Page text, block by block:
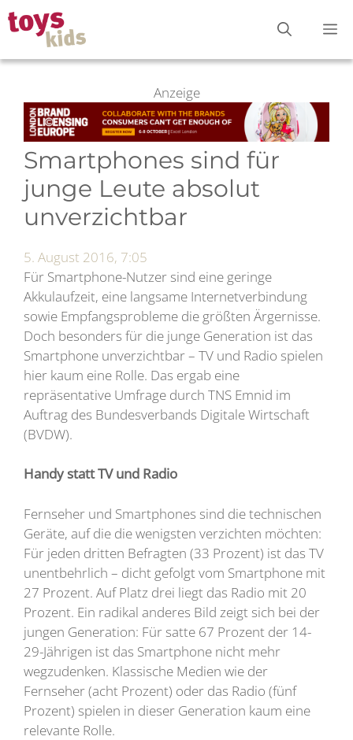
Zum
Inhalt
springen
Anzeige
Smartphones sind für
junge Leute absolut
unverzichtbar
5. August 2016, 7:05
Für Smartphone-Nutzer sind eine geringe
Akkulaufzeit, eine langsame Internetverbindung
sowie Empfangsprobleme die größten Ärgernisse.
Doch besonders für die junge Generation ist das
Smartphone unverzichtbar – TV und Radio spielen
hier kaum eine Rolle. Das ergab eine
repräsentative Umfrage durch TNS Emnid im
Auftrag des Bundesverbands Digitale Wirtschaft
(BVDW).
Handy statt TV und Radio
Fernseher und Smartphones sind die technischen
Geräte, auf die die wenigsten verzichten möchten:
Für jeden dritten Befragten (33 Prozent) ist das TV
unentbehrlich – dicht gefolgt vom Smartphone mit
27 Prozent. Auf Platz drei liegt das Radio mit 20
Prozent. Ein radikal anderes Bild zeigt sich bei der
jungen Generation: Für satte 67 Prozent der 14-
29-Jährigen ist das Smartphone nicht mehr
wegzudenken. Klassische Medien wie der
Fernseher (acht Prozent) oder das Radio (fünf
Prozent) spielen in dieser Generation kaum eine
relevante Rolle.